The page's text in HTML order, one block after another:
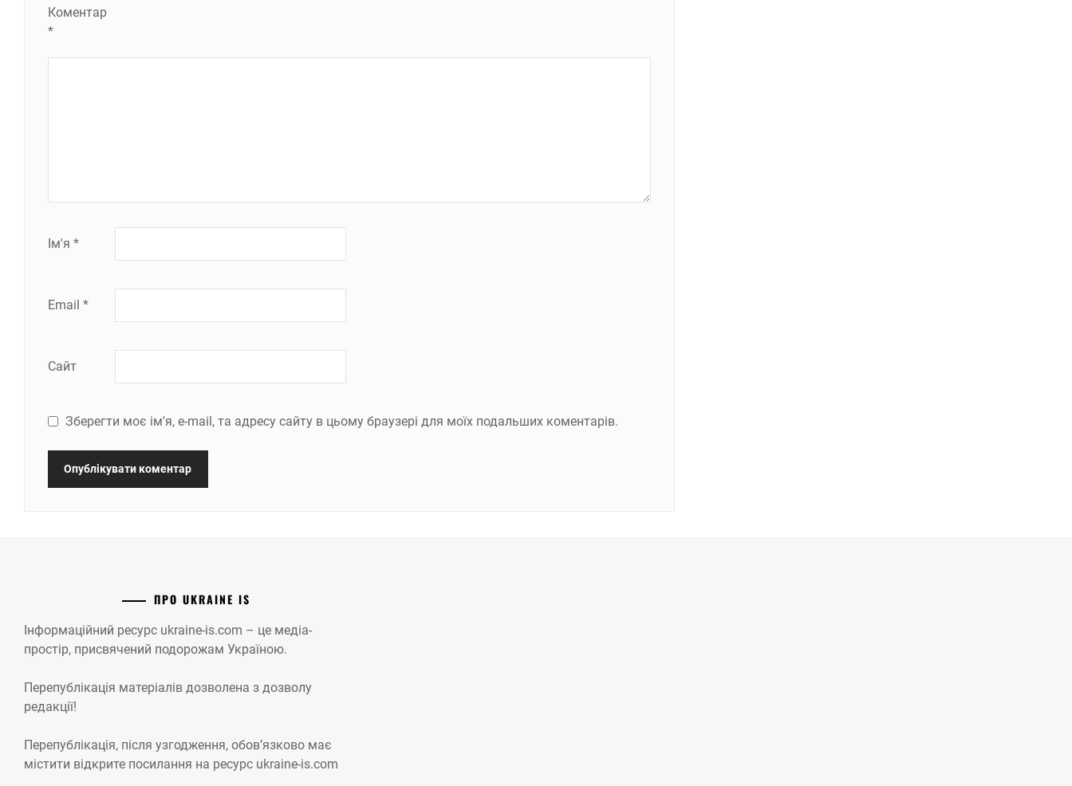
Коментар
*
Ім'я *
Email *
Сайт
Зберегти моє ім'я, e-mail, та адресу сайту в цьому браузері для моїх подальших коментарів.
ПРО UKRAINE IS
Інформаційний ресурс ukraine-is.com – це медіа-
простір, присвячений подорожам Україною.
Перепублікація матеріалів дозволена з дозволу
редакції!
Перепублікація, після узгодження, обов’язково має
містити відкрите посилання на ресурс ukraine-is.com